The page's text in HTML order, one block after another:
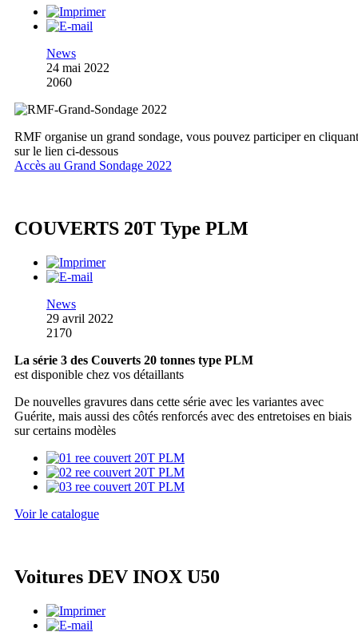
News
24 mai 2022
2060
RMF organise un grand sondage, vous pouvez participer en cliquant
sur le lien ci-dessous
Accès au Grand Sondage 2022
COUVERTS 20T Type PLM
News
29 avril 2022
2170
La série 3 des Couverts 20 tonnes type PLM
est disponible chez vos détaillants
De nouvelles gravures dans cette série avec les variantes avec
Guérite, mais aussi des côtés renforcés avec des entretoises en biais
sur certains modèles
Voir le catalogue
Voitures DEV INOX U50